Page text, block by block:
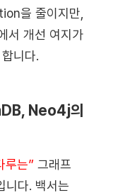
을 줄이지만,
서 개선 여지가
니다.
Neo4j의
루는” 그래프
니다. 백서는